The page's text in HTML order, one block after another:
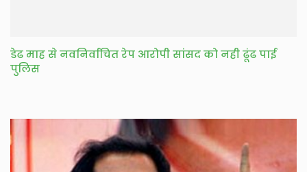
डेढ माह से नवनिर्वाचित रेप आरोपी सांसद को नही ढूंढ पाई
पुलिस